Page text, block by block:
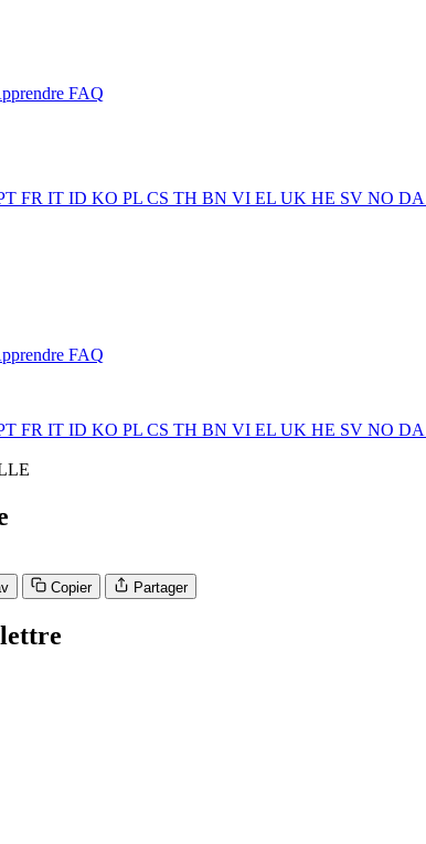
FAQ
FR IT ID KO PL CS TH BN VI EL UK HE SV NO DA
FAQ
FR IT ID KO PL CS TH BN VI EL UK HE SV NO DA
Copier Partager